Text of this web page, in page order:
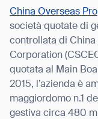
China Overseas
società quotate di
controllata di China
Corporation
quotata al Main
2015, l’azienda è
maggiordomo n.1
gestiva circa 480